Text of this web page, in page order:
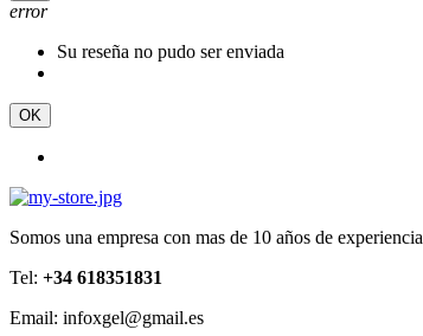
error
Su reseña no pudo ser enviada
OK
Somos una empresa con mas de 10 años de experiencia
Tel: +34 618351831
Email: infoxgel@gmail.es